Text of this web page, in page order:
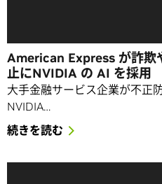
American Express が詐欺
止にNVIDIA の AI を採用
大手金融サービス企業が不正
NVIDIA…
続きを読む